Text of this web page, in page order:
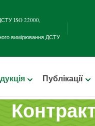
ISO 22000,
вимірювання ДСТУ
Публікації